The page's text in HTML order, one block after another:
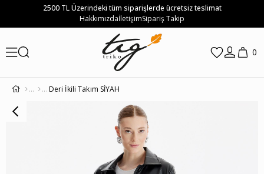
2500 TL Üzerindeki tüm siparişlerde ücretsiz teslimat
HakkımızdaİletişimSipariş Takip
0
Deri İkili Takım SİYAH